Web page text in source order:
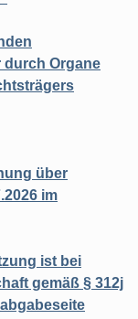
durch Organe
über
im
ist bei
gemäß § 312j